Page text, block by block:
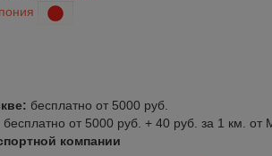
бесплатно от 5000 руб.
бесплатно от 5000 руб. + 40 руб. за 1 км. от
компании